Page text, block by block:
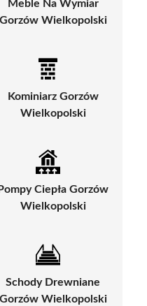
Meble Na Wymiar
Gorzów Wielkopolski
Kominiarz Gorzów
Wielkopolski
Pompy Ciepła Gorzów
Wielkopolski
Schody Drewniane
Gorzów Wielkopolski